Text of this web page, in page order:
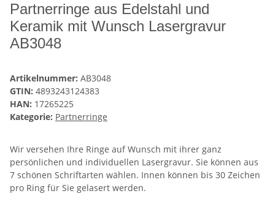
Partnerringe aus Edelstahl und
Keramik mit Wunsch Lasergravur
AB3048
Artikelnummer: AB3048
GTIN: 4893243124383
HAN: 17265225
Kategorie: Partnerringe
Wir versehen Ihre Ringe auf Wunsch mit ihrer ganz
persönlichen und individuellen Lasergravur. Sie können aus
7 schönen Schriftarten wählen. Innen können bis 30 Zeichen
pro Ring für Sie gelasert werden.